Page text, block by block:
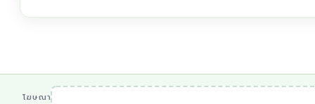
โฆษณา